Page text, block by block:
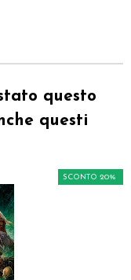
questo
questi
SCONTO 20%